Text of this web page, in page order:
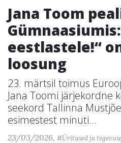
Jana Toom
eestlastele!“
loosung
23. märtsil toimus
Jana Toomi järjekordne
seekord Tallinna
esimestest minuti...
23/03/2026, #Üritused ja